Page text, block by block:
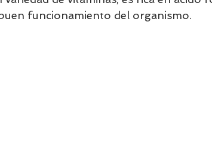
funcionamiento del organismo.